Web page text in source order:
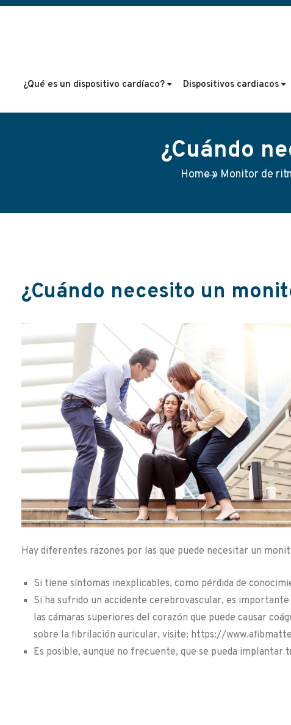
¿Qué es un dispositivo cardíaco? Dispositivos cardiacos
¿Cuándo
Home» Monitor de
¿Cuándo necesito un
Hay diferentes razones por las que puede necesitar un
Si tiene síntomas inexplicables, como pérdida de
Si ha sufrido un accidente cerebrovascular, es
las cámaras superiores del corazón que puede causar
sobre la fibrilación auricular, visite: https://
Es posible, aunque no frecuente, que se pueda